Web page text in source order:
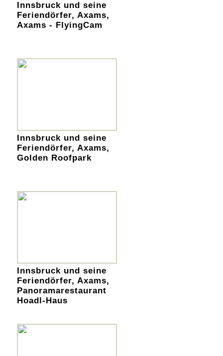
Innsbruck und seine
Feriendörfer, Axams,
Axams - FlyingCam
Innsbruck und seine
Feriendörfer, Axams,
Golden Roofpark
Innsbruck und seine
Feriendörfer, Axams,
Panoramarestaurant
Hoadl-Haus